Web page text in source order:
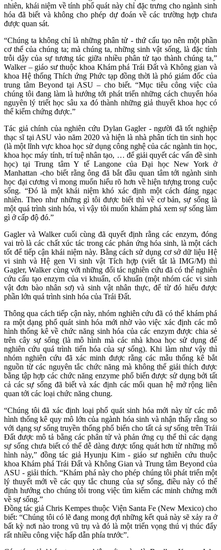
nhiên, khái niệm về tính phổ quát này chỉ đặc trưng cho ngành sinh
hóa đã biết và không cho phép dự đoán về các trường hợp chưa
được quan sát.
“Chúng ta không chỉ là những phân tử - thứ cấu tạo nên một phần
cơ thể của chúng ta; mà chúng ta, những sinh vật sống, là đặc tính
trỗi dậy của sự tương tác giữa nhiều phân tử tạo thành chúng ta,”
Walker – giáo sư thuộc khoa Khám phá Trái Đất và Không gian và
khoa Hệ thống Thích ứng Phức tạp đồng thời là phó giám đốc của
trung tâm Beyond tại ASU – cho biết. “Mục tiêu công việc của
chúng tôi đang làm là hướng tới phát triển những cách chuyển hóa
nguyên lý triết học sâu xa đó thành những giả thuyết khoa học có
thể kiểm chứng được.”
Tác giả chính của nghiên cứu Dylan Gagler - người đã tốt nghiệp
thạc sĩ tại ASU vào năm 2020 và hiện là nhà phân tích tin sinh học
(là một lĩnh vực khoa học sử dụng công nghệ của các ngành tin học,
khoa học máy tính, trí tuệ nhân tạo, … để giải quyết các vấn đề sinh
học) tại Trung tâm Y tế Langone của Đại học New York ở
Manhattan -cho biết rằng ông đã bắt đầu quan tâm tới ngành sinh
học đại cương vì mong muốn hiểu rõ hơn về hiện tượng trong cuộc
sống. “Đó là một khái niệm khó xác định một cách đáng ngạc
nhiên. Theo như những gì tôi được biết thì về cơ bản, sự sống là
một quá trình sinh hóa, vì vậy tôi muốn khám phá xem sự sống làm
gì ở cấp độ đó.”
Gagler và Walker cuối cùng đã quyết định rằng các enzym, đóng
vai trò là các chất xúc tác trong các phản ứng hóa sinh, là một cách
tốt để tiếp cận khái niệm này. Bằng cách sử dụng cơ sở dữ liệu Hệ
vi sinh và Hệ gen Vi sinh vật Tích hợp (viết tắt là IMG/M) thì
Gagler, Walker cùng với những đối tác nghiên cứu đã có thể nghiên
cứu cấu tạo enzym của vi khuẩn, cổ khuẩn (một nhóm các vi sinh
vật đơn bào nhân sơ) và sinh vật nhân thực, để từ đó hiểu được
phần lớn quá trình sinh hóa của Trái Đất.
Thông qua cách tiếp cận này, nhóm nghiên cứu đã có thể khám phá
ra một dạng phổ quát sinh hóa mới nhờ vào việc xác định các mô
hình thống kê về chức năng sinh hóa của các enzym được chia sẻ
trên cây sự sống (là mô hình mà các nhà khoa học sử dụng để
nghiên cứu quá trình tiến hóa của sự sống). Khi làm như vậy thì
nhóm nghiên cứu đã xác minh được rằng các mẫu thống kê bắt
nguồn từ các nguyên tắc chức năng mà không thể giải thích được
bằng tập hợp các chức năng enzyme phổ biến được sử dụng bởi tất
cả các sự sống đã biết và xác định các mối quan hệ mở rộng liên
quan tới các loại chức năng chung.
“Chúng tôi đã xác định loại phổ quát sinh hóa mới này từ các mô
hình thống kê quy mô lớn của ngành hóa sinh và nhận thấy rằng so
với dạng sự sống truyền thống phổ biến cho tất cả sự sống trên Trái
Đất được mô tả bằng các phân tử và phản ứng cụ thể thì các dạng
sự sống chưa biết có thể dễ dàng được tổng quát hơn từ những mô
hình này,” đồng tác giả Hyunju Kim - giáo sư nghiên cứu thuộc
khoa Khám phá Trái Đất và Không Gian và Trung tâm Beyond của
ASU - giải thích. “Khám phá này cho phép chúng tôi phát triển một
lý thuyết mới về các quy tắc chung của sự sống, điều này có thể
định hướng cho chúng tôi trong việc tìm kiếm các minh chứng mới
về sự sống.”
Đồng tác giả Chris Kempes thuộc Viện Santa Fe (New Mexico) cho
biết: “Chúng tôi có lẽ đang mong đợi những kết quả này sẽ xảy ra ở
bất kỳ nơi nào trong vũ trụ và đó là một triển vọng thú vị thúc đẩy
rất nhiều công việc hấp dẫn phía trước”.